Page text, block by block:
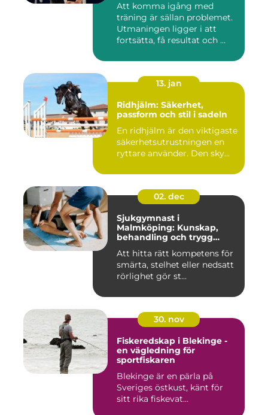
Att komma igång med
träning är sällan problemet.
Utmaningen ligger i att
fortsätta, få resultat och ...
13. jan
Ridhjälm: Säkerhet,
passform och stil i sadeln
En ridhjälm är den viktigaste
säkerhetsutrustningen en
ryttare använder. Den sky...
02. dec
Sjukgymnast i
Malmköping: Kunskap,
behandling och trygg
Att hitta rätt kompetens för
smärta, stelhet eller nedsatt
rörlighet gör st...
30. nov
Fiskeredskap i Blekinge -
en vägledning för
sportfiskaren
Blekinge är en pärla på
Sveriges östkust, känt för
sitt rika fiskevat...